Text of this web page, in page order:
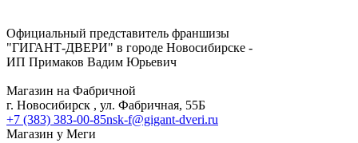
Официальный представитель франшизы
"ГИГАНТ-ДВЕРИ" в городе Новосибирске -
ИП Примаков Вадим Юрьевич
Магазин на Фабричной
г. Новосибирск , ул. Фабричная, 55Б
+7 (383) 383-00-85nsk-f@gigant-dveri.ru
Магазин у Меги